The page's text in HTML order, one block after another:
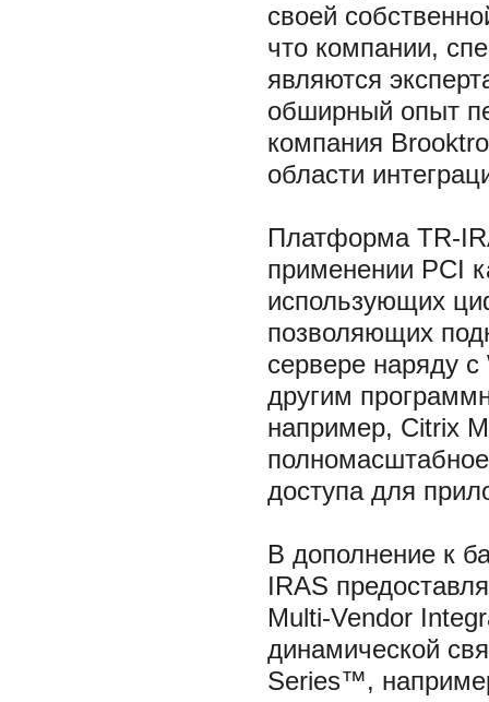
своей
что компании,
являются
обширный опыт
компания
области
Платформа TR-
применении PCI
использующих
позволяющих
сервере наряду
другим
например, Citrix
доступа для
В дополнение к
IRAS
Multi-Vendor
динамической
Series™,